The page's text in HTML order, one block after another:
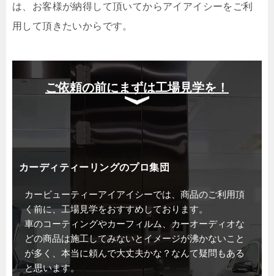
は、お客様が納得して頂いてからアイアイシーをご利
用して頂きたいからです。
ご依頼の前にまずは工場見学を！
カーディティーリングのプロ集団
カービューティーアイアイシーでは、商品のご利用頂
く前に、工場見学をおすすめしております。
車のコーティングやカーフィルム、カーオーディオな
どの商品は施工してみないとイメージが沸かないこと
が多く、本当に頼んで大丈夫かな？なんて疑問もある
と思います。